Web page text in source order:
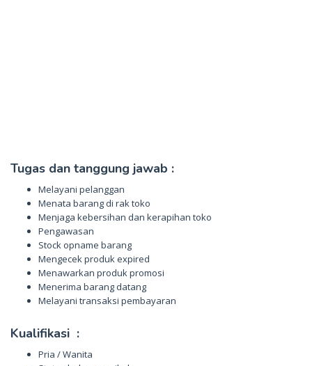
Tugas dan tanggung jawab :
Melayani pelanggan
Menata barang di rak toko
Menjaga kebersihan dan kerapihan toko
Pengawasan
Stock opname barang
Mengecek produk expired
Menawarkan produk promosi
Menerima barang datang
Melayani transaksi pembayaran
Kualifikasi :
Pria / Wanita